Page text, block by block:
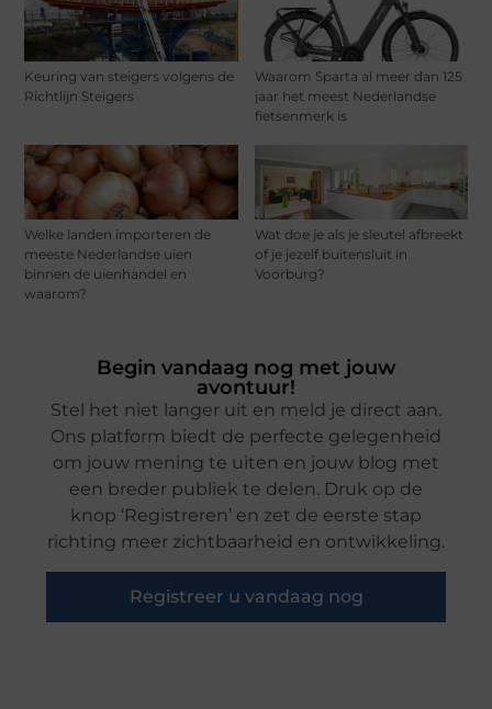
Keuring van steigers volgens de
Richtlijn Steigers
Waarom Sparta al meer dan 125
jaar het meest Nederlandse
fietsenmerk is
Welke landen importeren de
meeste Nederlandse uien
binnen de uienhandel en
waarom?
Wat doe je als je sleutel afbreekt
of je jezelf buitensluit in
Voorburg?
Begin vandaag nog met jouw
avontuur!
Stel het niet langer uit en meld je direct aan.
Ons platform biedt de perfecte gelegenheid
om jouw mening te uiten en jouw blog met
een breder publiek te delen. Druk op de
knop ‘Registreren’ en zet de eerste stap
richting meer zichtbaarheid en ontwikkeling.
Registreer u vandaag nog